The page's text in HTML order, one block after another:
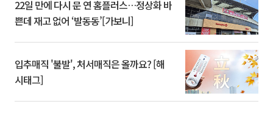
22일 만에 다시 문 연 홈플러스…정상화 바
쁜데 재고 없어 ‘발동동’[가보니]
입추매직 '불발', 처서매직은 올까요? [해
시태그]